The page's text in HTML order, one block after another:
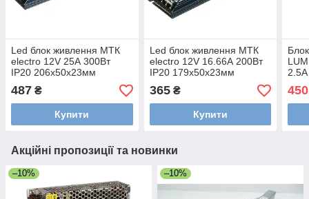
Led блок живлення МТК
electro 12V 25А 300Вт
IP20 206х50х23мм
487 ₴
Купити
Led блок живлення МТК
electro 12V 16.66А 200Вт
IP20 179х50х23мм
365₴
Купити
450
Акційні пропозиції та новинки
–10% –10%